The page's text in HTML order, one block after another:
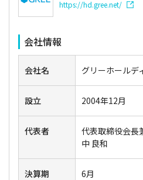
https://hd.gree.net/
会社情報
会社名 グリーホールデ
設立 2004年12月
代表者
代表取締役会長
中 良和
決算期 6月